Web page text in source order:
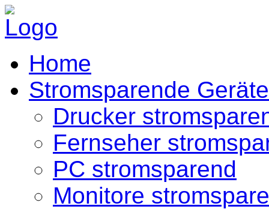
Home
Stromsparende Geräte
Drucker
Fernseher
PC stromsparend
Monitore